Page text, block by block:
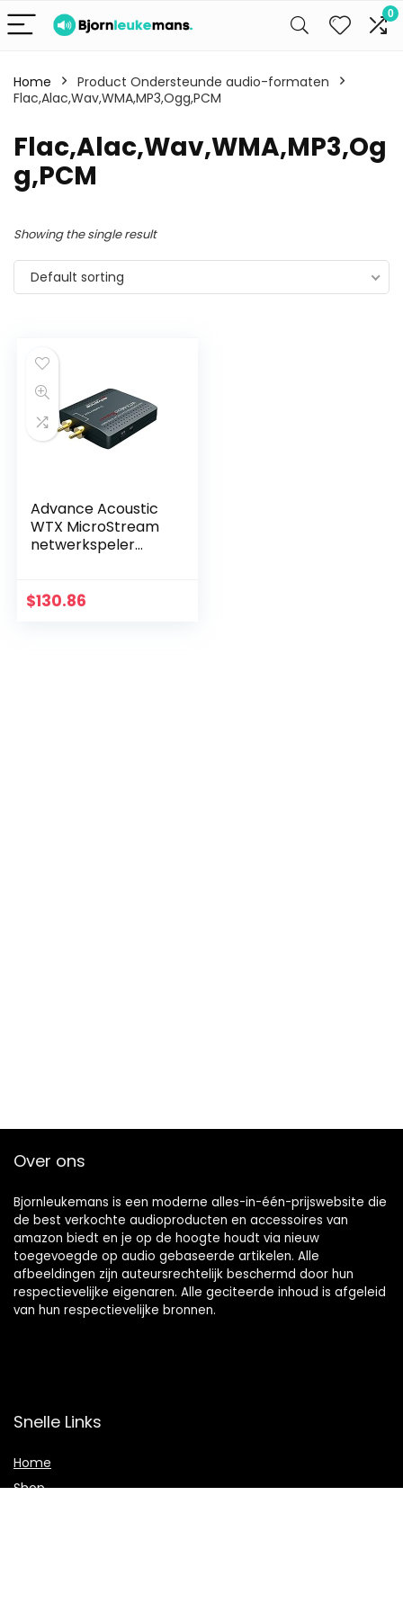
0
Home
Product Ondersteunde audio-formaten
Flac,Alac,Wav,WMA,MP3,Ogg,PCM
Flac,Alac,Wav,WMA,MP3,Og
g,PCM
Showing the single result
Default sorting
Advance Acoustic
WTX MicroStream
netwerkspeler
$130.86
Over ons
Bjornleukemans is een moderne alles-in-één-prijswebsite die
de best verkochte audioproducten en accessoires van
amazon biedt en je op de hoogte houdt via nieuw
toegevoegde op audio gebaseerde artikelen. Alle
afbeeldingen zijn auteursrechtelijk beschermd door hun
respectievelijke eigenaren. Alle geciteerde inhoud is afgeleid
van hun respectievelijke bronnen.
Snelle Links
Home
Shop